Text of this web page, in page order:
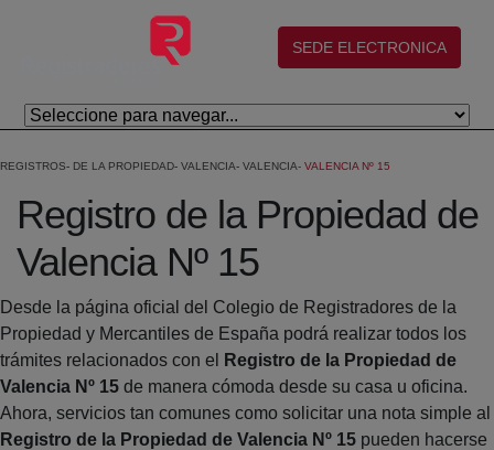
Saltar al contenido principal
(abre en nueva ventana)
SEDE ELECTRONICA
REGISTROS DE LA PROPIEDAD VALENCIA VALENCIA VALENCIA Nº 15
Registro de la Propiedad de
Valencia Nº 15
Desde la página oficial del Colegio de Registradores de la
Propiedad y Mercantiles de España podrá realizar todos los
trámites relacionados con el
Registro de la Propiedad de
Valencia Nº 15 de manera cómoda desde su casa u oficina.
Ahora, servicios tan comunes como solicitar una nota simple al
Registro de la Propiedad de Valencia Nº 15 pueden hacerse